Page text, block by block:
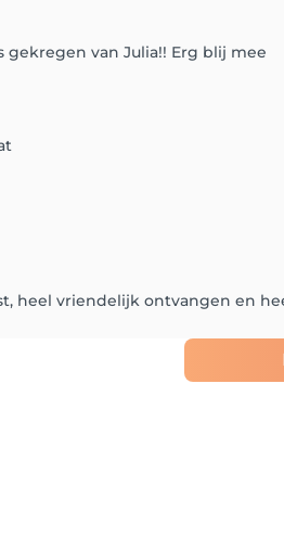
gekregen van Julia!! Erg blij mee
heel vriendelijk ontvangen en